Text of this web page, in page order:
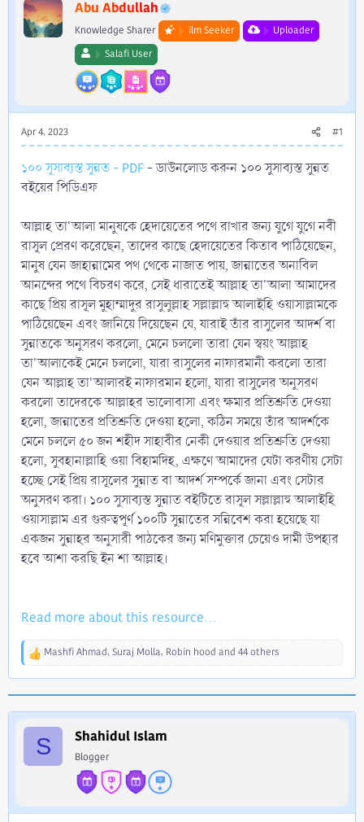
Abu Abdullah
Knowledge Sharer ilm Seeker
Uploader
Salafi User
Apr 4, 2023 #1
১০০ সুসাব্যস্ত সুন্নত - PDF- ডাউনলোড করুন ১০০ সুসাব্যস্ত সুন্নত
বইয়ের পিডিএফ
আল্লাহ তা'আলা মানুষকে হেদায়েতের পথে রাখার জন্য যুগে যুগে নবী
রাসূল প্রেরণ করেছেন, তাদের কাছে হেদায়েতের কিতাব পাঠিয়েছেন,
মানুষ যেন জাহান্নামের পথ থেকে নাজাত পায়, জান্নাতের অনাবিল
আনন্দের পথে বিচরণ করে, সেই ধারাতেই আল্লাহ তা'আলা আমাদের
কাছে প্রিয় রাসূল মুহাম্মাদুর রাসুলুল্লাহ সল্লাল্লাহু আলাইহি ওয়াসাল্লামকে
পাঠিয়েছেন এবং জানিয়ে দিয়েছেন যে, যারাই তাঁর রাসুলের আদর্শ বা
সুন্নাতকে অনুসরণ করলো, মেনে চললো তারা যেন স্বয়ং আল্লাহ
তা'আলাকেই মেনে চললো, যারা রাসুলের নাফারমানী করলো তারা
যেন আল্লাহ তা'আলারই নাফারমান হলো, যারা রাসুলের অনুসরণ
করলো তাদেরকে আল্লাহর ভালোবাসা এবং ক্ষমার প্রতিশ্রুতি দেওয়া
হলো, জান্নাতের প্রতিশ্রুতি দেওয়া হলো, কঠিন সময়ে তাঁর আদর্শকে
মেনে চললে ৫০ জন শহীদ সাহাবীর নেকী দেওয়ার প্রতিশ্রুতি দেওয়া
হলো, সুবহানাল্লাহি ওয়া বিহামদিহ, এক্ষণে আমাদের যেটা করণীয় সেটা
হচ্ছে সেই প্রিয় রাসূলের সুন্নাত বা আদর্শ সম্পর্কে জানা এবং সেটার
অনুসরণ করা। ১০০ সুসাব্যস্ত সুন্নাত বইটিতে রাসূল সল্লাল্লাহু আলাইহি
ওয়াসাল্লাম এর গুরুত্বপূর্ণ ১০০টি সুন্নাতের সন্নিবেশ করা হয়েছে যা
একজন সুন্নাহর অনুসারী পাঠকের জন্য মণিমুক্তার চেয়েও দামী উপহার
হবে আশা করছি ইন শা আল্লাহ।
Read more about this resource...
R
Mashfi Ahmad, Suraj Molla, Robin hood and 44 others
S Shahidul Islam
Blogger